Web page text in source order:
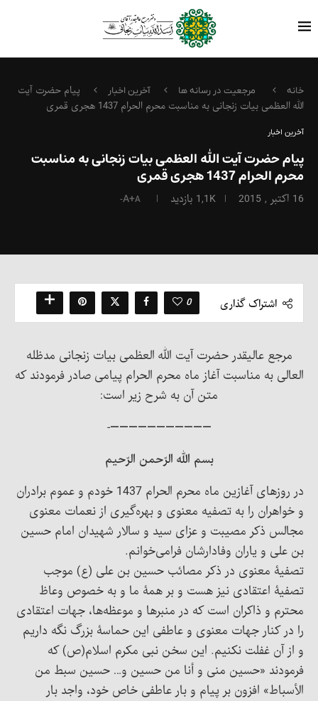
خانه مرجعیت در رسانه ها آخرین اخبار
پیام حضرت آیت
الله العظمی بیات زنجانی به مناسبت محرم الحرام 1437 هجری قمری
آخرین اخبار
پیام حضرت آیت الله العظمی بیات زنجانی به مناسبت
محرم الحرام 1437 هجری قمری
16 اکتبر , 2015 1,1K بازدید A+A-
اشتراک گذاری 0
مرجع عالیقدر حضرت آیت الله العظمی بیات زنجانی مدظله
العالی به مناسبت آغاز ماه محرم الحرام پیامی صادر فرمودند که
متن آن به شرح زیر است:
———————————-
بسم الله الرّحمن الرّحیم
در روزهای آغازین ماه محرم الحرام 1437 خودم و عموم برادران
و خواهران را به تصفیه معنوی و بهره‌گیری از نعمات معنوی
مجالس ذکر مصیبت و عزای سید و سالار شهیدان امام حسین
بن علی و یاران وفادارشان فرامی‌خوانم.
تصفیۀ معنوی در ذکر مصائب حسین بن علی (ع) موجب
تصفیۀ اعتقادی نیز هست و بر همۀ ما و به خصوص وعاظ
محترم و ذاکران است که در منبرها و موعظه‌ها، جهات اعتقادی
را در کنار جهات معنوی و عاطفی این حماسۀ بزرگ نگه داریم
و از آن غفلت نکنیم. این سخن نبی مکرم اسلام(ص) که
فرمودند «حسین منی و أنا من حسین و… حسین سبط من
الأسباط» افزون بر پیام و بار عاطفی خاص خود، واجد بار